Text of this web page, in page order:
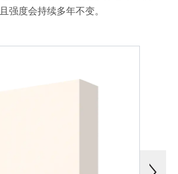
强度会持续多年不变。